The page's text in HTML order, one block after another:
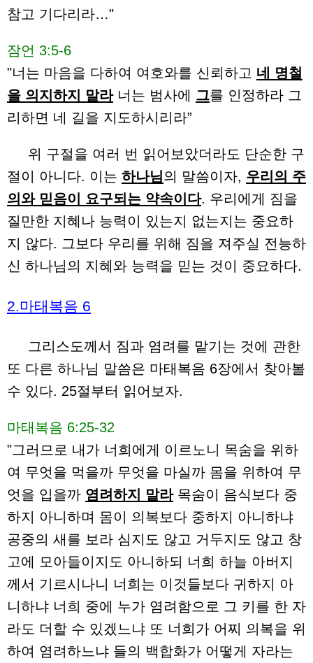
참고 기다리라…"
잠언 3:5-6
"너는 마음을 다하여 여호와를 신뢰하고 네 명철
을 의지하지 말라너는 범사에 그를 인정하라 그
리하면 네 길을 지도하시리라”
위 구절을 여러 번 읽어보았더라도 단순한 구
절이 아니다. 이는 하나님의 말씀이자, 우리의 주
의와 믿음이 요구되는 약속이다. 우리에게 짐을
질만한 지혜나 능력이 있는지 없는지는 중요하
지 않다. 그보다 우리를 위해 짐을 져주실 전능하
신 하나님의 지혜와 능력을 믿는 것이 중요하다.
2.마태복음 6
그리스도께서 짐과 염려를 맡기는 것에 관한
또 다른 하나님 말씀은 마태복음 6장에서 찾아볼
수 있다. 25절부터 읽어보자.
마태복음 6:25-32
"그러므로 내가 너희에게 이르노니 목숨을 위하
여 무엇을 먹을까 무엇을 마실까 몸을 위하여 무
엇을 입을까 염려하지 말라목숨이 음식보다 중
하지 아니하며 몸이 의복보다 중하지 아니하냐
공중의 새를 보라 심지도 않고 거두지도 않고 창
고에 모아들이지도 아니하되 너희 하늘 아버지
께서 기르시나니 너희는 이것들보다 귀하지 아
니하냐 너희 중에 누가 염려함으로 그 키를 한 자
라도 더할 수 있겠느냐 또 너희가 어찌 의복을 위
하여 염려하느냐 들의 백합화가 어떻게 자라는